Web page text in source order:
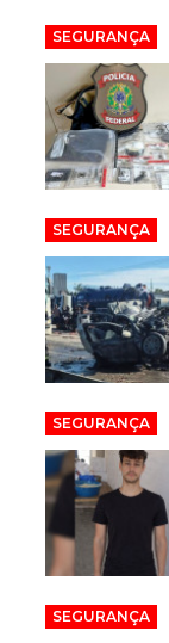
SEGURANÇA
SEGURANÇA
SEGURANÇA
SEGURANÇA